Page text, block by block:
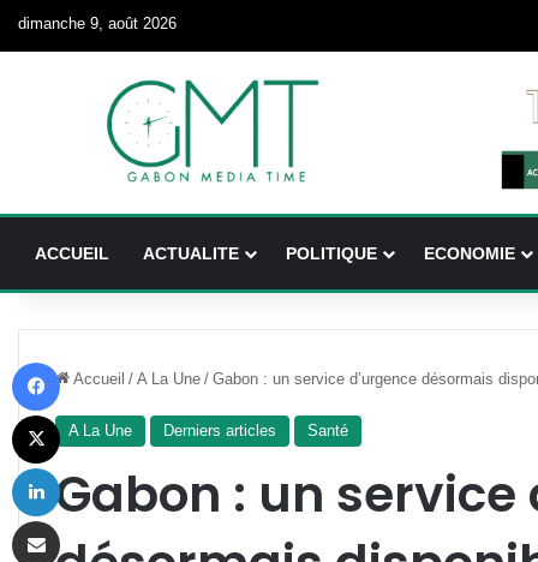
dimanche 9, août 2026
ACCUEIL ACTUALITE POLITIQUE ECONOMIE
Accueil / A La Une / Gabon : un service d’urgence désormais
A La Une Derniers articles Santé
Gabon : un service
X